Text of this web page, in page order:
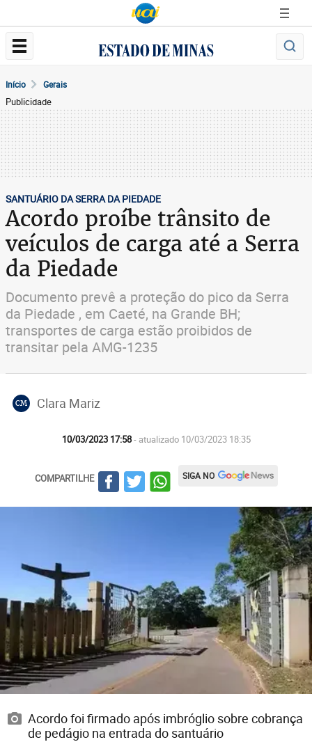
Início Gerais
Publicidade
SANTUÁRIO DA SERRA DA PIEDADE
Acordo proíbe trânsito de
veículos de carga até a Serra
da Piedade
Documento prevê a proteção do pico da Serra
da Piedade , em Caeté, na Grande BH;
transportes de carga estão proibidos de
transitar pela AMG-1235
CM Clara Mariz
10/03/2023 17:58- atualizado 10/03/2023 18:35
COMPARTILHE SIGA NO
Acordo foi firmado após imbróglio sobre cobrança
de pedágio na entrada do santuário